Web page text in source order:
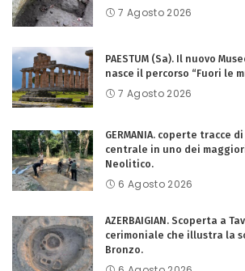
7 Agosto 2026
PAESTUM (Sa). Il nuovo
nasce il percorso “Fuori le
7 Agosto 2026
GERMANIA. coperte tracce
centrale in uno dei
Neolitico.
6 Agosto 2026
AZERBAIGIAN. Scoperta a
cerimoniale che illustra la
Bronzo.